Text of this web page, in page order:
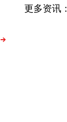
更多资讯：